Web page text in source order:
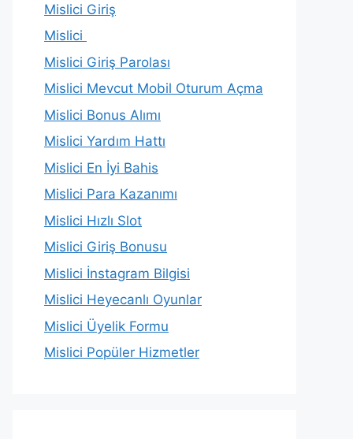
Mislici Giriş
Mislici
Mislici Giriş Parolası
Mislici Mevcut Mobil Oturum Açma
Mislici Bonus Alımı
Mislici Yardım Hattı
Mislici En İyi Bahis
Mislici Para Kazanımı
Mislici Hızlı Slot
Mislici Giriş Bonusu
Mislici İnstagram Bilgisi
Mislici Heyecanlı Oyunlar
Mislici Üyelik Formu
Mislici Popüler Hizmetler